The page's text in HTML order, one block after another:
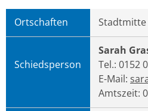
Ortschaften Stadtmitte
Schiedsperson
Sarah
Tel.: 0152
E-Mail:
Amtszeit: